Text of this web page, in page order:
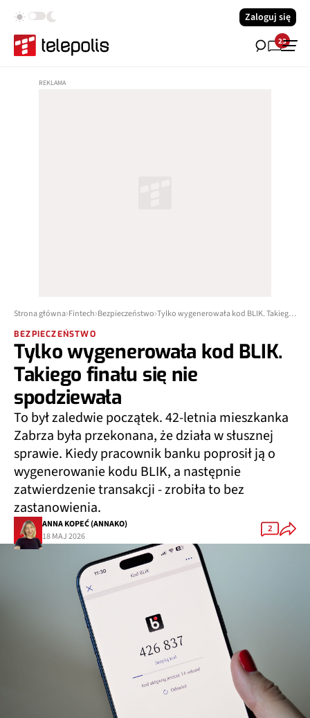
Zaloguj się
23
Strona główna Fintech Bezpieczeństwo Tylko wygenerowała kod BLIK. Takiego finału się nie spodziewała
BEZPIECZEŃSTWO
Tylko wygenerowała kod BLIK.
Takiego finału się nie
spodziewała
To był zaledwie początek. 42-letnia mieszkanka
Zabrza była przekonana, że działa w słusznej
sprawie. Kiedy pracownik banku poprosił ją o
wygenerowanie kodu BLIK, a następnie
zatwierdzenie transakcji - zrobiła to bez
zastanowienia.
ANNA KOPEĆ (ANNAKO)
18 MAJ 2026
2